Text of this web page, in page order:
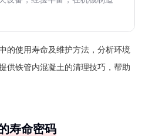
的使用寿命及维护方法，分析环境
供铁管内混凝土的清理技巧，帮助
寿命密码